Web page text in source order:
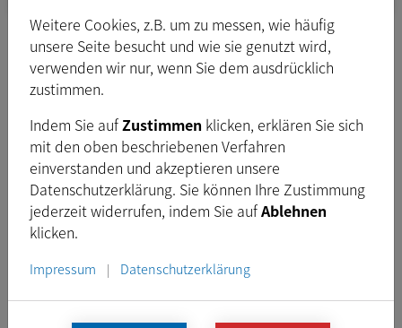
Platform: Linux neueste
Version:
Freigegeben:
Jan. 2023
Typ:
DEB
Dateigröße:
822,4kB
Voraussetzungen
Weitere Cookies, z.B. um zu messen, wie häufig
unsere Seite besucht und wie sie genutzt wird,
verwenden wir nur, wenn Sie dem ausdrücklich
zustimmen.
Indem Sie aufZustimmen klicken, erklären Sie sich
mit den oben beschriebenen Verfahren
einverstanden und akzeptieren unsere
Datenschutzerklärung. Sie können Ihre Zustimmung
jederzeit widerrufen, indem Sie aufAblehnen
klicken.
Impressum | Datenschutzerklärung